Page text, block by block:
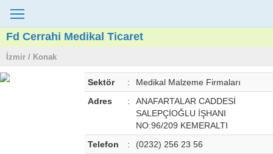
Fd Cerrahi Medikal Ticaret
İzmir / Konak
Sektör :
Medikal Malzeme Firmaları
Adres
:
ANAFARTALAR CADDESİ
SALEPÇİOĞLU İŞHANI
NO:96/209 KEMERALTI
Telefon
:
(0232) 256 23 56